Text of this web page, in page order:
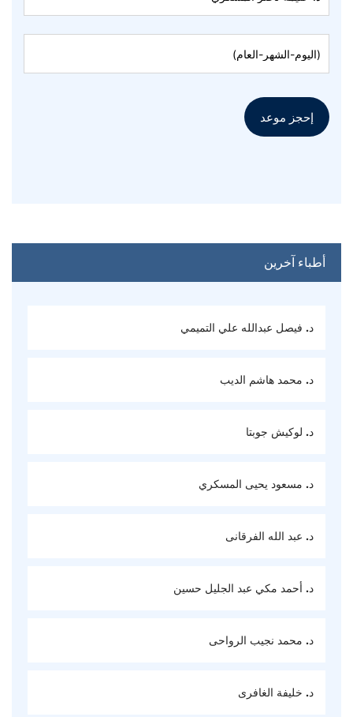
إحجز موعد
أطباء آخرين
د. فيصل عبدالله علي التميمي
د. محمد هاشم الديب
د. لوكيش جوبتا
د. مسعود يحيى المسكري
د. عبد الله الفرقانى
د. أحمد مكي عبد الجليل حسين
د. محمد نجيب الرواحى
د. خليفة الغافرى